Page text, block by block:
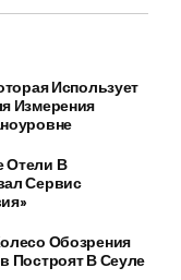
Использует
Измерения
Отели В
Сервис
Обозрения
Построят В Сеуле